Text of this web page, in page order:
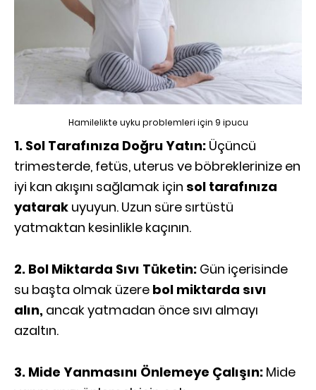
Hamilelikte uyku problemleri için 9 ipucu
1. Sol Tarafınıza Doğru Yatın: Üçüncü
trimesterde, fetüs, uterus ve böbreklerinize en
iyi kan akışını sağlamak için sol tarafınıza
yatarak uyuyun. Uzun süre sırtüstü
yatmaktan kesinlikle kaçının.
2. Bol Miktarda Sıvı Tüketin: Gün içerisinde
su başta olmak üzere bol miktarda sıvı
alın, ancak yatmadan önce sıvı almayı
azaltın.
3. Mide Yanmasını Önlemeye Çalışın: Mide